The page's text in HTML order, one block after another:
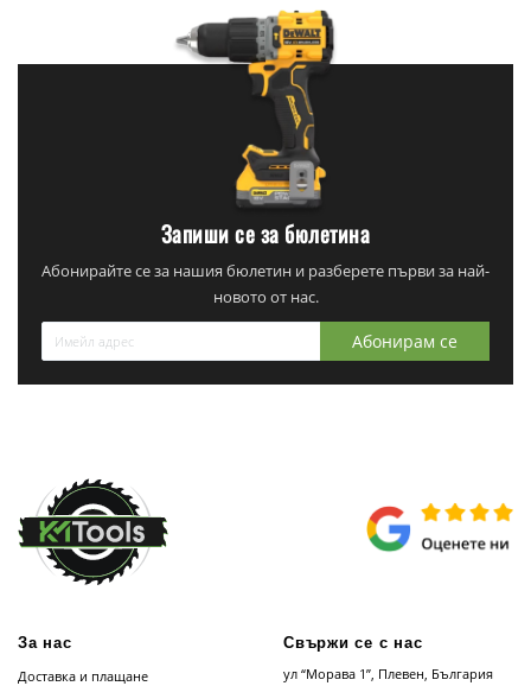
Запиши се за бюлетина
Абонирайте се за нашия бюлетин и разберете първи за най-
новото от нас.
Абонирам се
За нас
Доставка и плащане
Свържи се с нас
ул “Морава 1”, Плевен, България